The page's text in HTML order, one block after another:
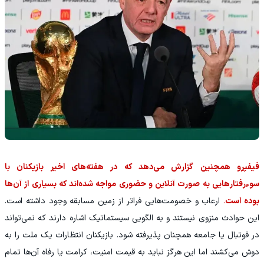
فیفپرو همچنین گزارش می‌دهد که در هفته‌های اخیر بازیکنان با
سوءرفتارهایی به صورت آنلاین و حضوری مواجه شده‌اند که بسیاری از آن‌ها
بوده است.ارعاب و خصومت‌هایی فراتر از زمین مسابقه وجود داشته است.
این حوادث منزوی نیستند و به الگویی سیستماتیک اشاره دارند که نمی‌تواند
در فوتبال یا جامعه همچنان پذیرفته شود. بازیکنان انتظارات یک ملت را به
دوش می‌کشند اما این هرگز نباید به قیمت امنیت، کرامت یا رفاه آن‌ها تمام